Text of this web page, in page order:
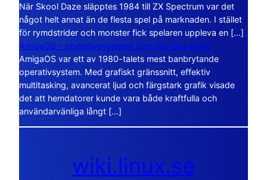
När Skool Daze släpptes 1984 till ZX Spectrum var det
något helt annat än de flesta spel på marknaden. I stället
för rymdstrider och monster fick spelaren uppleva en […]
AmigaOS – operativsystemet som var före sin tid
AmigaOS var ett av 1980-talets mest banbrytande
operativsystem. Med grafiskt gränssnitt, effektiv
multitasking, avancerat ljud och färgstark grafik visade
det att hemdatorer kunde vara både kraftfulla och
användarvänliga långt […]
wiki.linux.se